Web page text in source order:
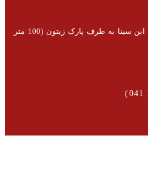
تبریز، ولیعصر، خیابان تختی، فلکه ابن سینا به طرف پارک زیتون (100 متر